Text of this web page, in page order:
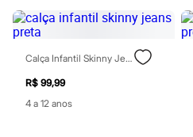
Maiôs
Saídas de praia
Plus size
Blusas e Camisetas
Calças
Casacos e Jaquetas
Calça Infantil Skinny Jeans Preta
R$ 99,99
4 a 12 anos